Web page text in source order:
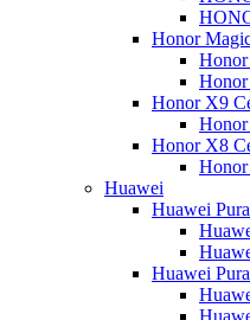
Honor
Honor X9
Honor X8
Huawei
Huawei
Huawei